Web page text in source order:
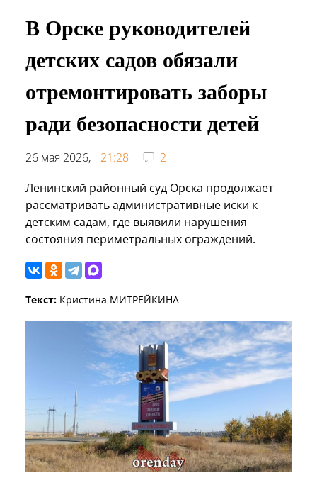
В Орске руководителей
детских садов обязали
отремонтировать заборы
ради безопасности детей
26 мая 2026, 21:28
2
Ленинский районный суд Орска продолжает
рассматривать административные иски к
детским садам, где выявили нарушения
состояния периметральных ограждений.
Текст: Кристина МИТРЕЙКИНА